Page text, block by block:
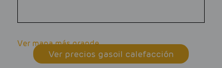
Ver mapa más grande
Ver precios gasoil calefacción